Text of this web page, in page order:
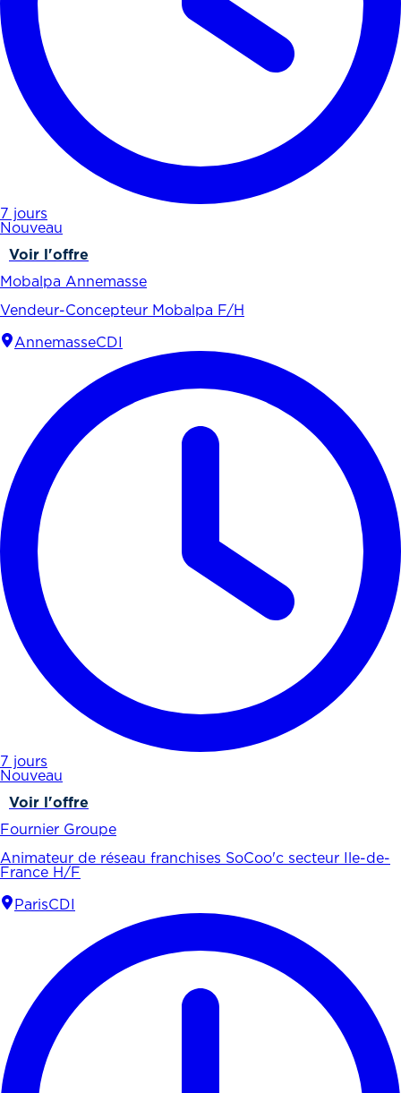
7 jours
Nouveau
Voir l'offre
Mobalpa Annemasse
Vendeur-Concepteur Mobalpa F/H
AnnemasseCDI
7 jours
Nouveau
Voir l'offre
Fournier Groupe
Animateur de réseau franchises SoCoo'c secteur Ile-de-
France H/F
ParisCDI